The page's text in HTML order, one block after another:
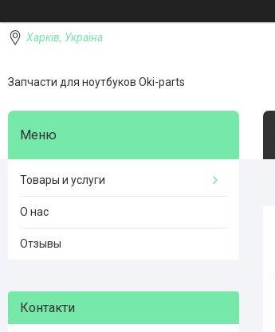
Харків, Україна
Запчасти для ноутбуков Oki-parts
Товары и услуги
О нас
Отзывы